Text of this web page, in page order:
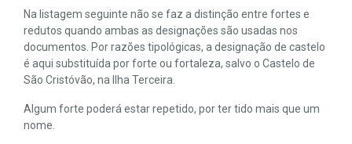
Na listagem seguinte não se faz a distinção entre fortes e
redutos quando ambas as designações são usadas nos
documentos. Por razões tipológicas, a designação de castelo
é aqui substituída por forte ou fortaleza, salvo o Castelo de
São Cristóvão, na Ilha Terceira.
Algum forte poderá estar repetido, por ter tido mais que um
nome.